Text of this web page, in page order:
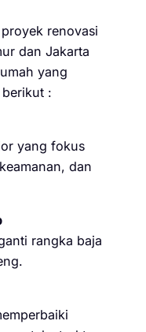
renovasi
dan Jakarta
yang
:
yang fokus
dan
rangka baja